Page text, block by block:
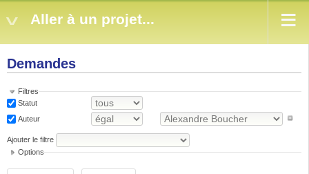
Aller à un projet...
Demandes
Filtres
Statut
Auteur
Ajouter le filtre
Options